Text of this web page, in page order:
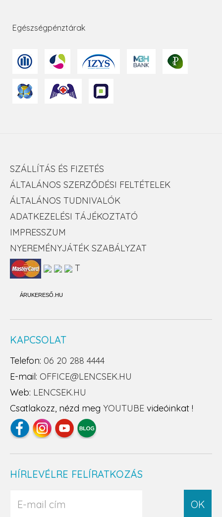
Egészségpénztárak
SZÁLLÍTÁS ÉS FIZETÉS
ÁLTALÁNOS SZERZŐDÉSI FELTÉTELEK
ÁLTALÁNOS TUDNIVALÓK
ADATKEZELÉSI TÁJÉKOZTATÓ
IMPRESSZUM
NYEREMÉNYJÁTÉK SZABÁLYZAT
T
ÁRUKERESŐ.HU
KAPCSOLAT
Telefon: 06 20 288 4444
E-mail: OFFICE@LENCSEK.HU
Web: LENCSEK.HU
Csatlakozz, nézd meg YOUTUBE videóinkat !
HÍRLEVÉLRE FELÍRATKOZÁS
OK